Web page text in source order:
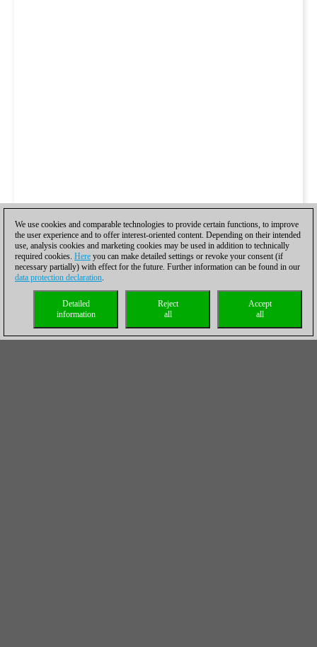
We use cookies and comparable technologies to provide certain functions, to improve
the user experience and to offer interest-oriented content. Depending on their intended
use, analysis cookies and marketing cookies may be used in addition to technically
required cookies. Here you can make detailed settings or revoke your consent (if
necessary partially) with effect for the future. Further information can be found in our
data protection declaration.
Accept
all
Reject
all
Detailed
information